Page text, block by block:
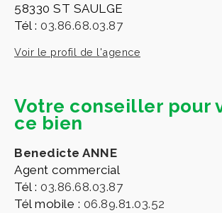
58330 ST SAULGE
Tél : 03.86.68.03.87
Voir le profil de l'agence
Votre conseiller pour
ce bien
Benedicte ANNE
Agent commercial
Tél : 03.86.68.03.87
Tél mobile : 06.89.81.03.52